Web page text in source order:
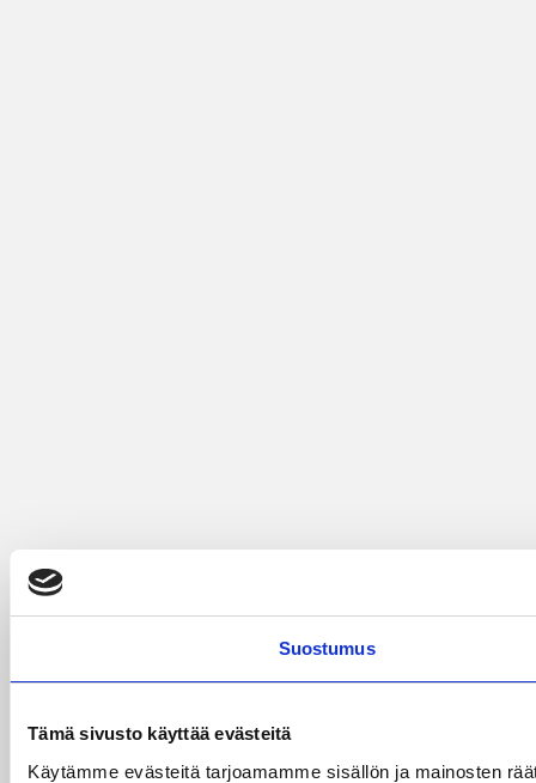
Suostumus
Tämä sivusto käyttää evästeitä
Käytämme evästeitä tarjoamamme sisällön ja mainosten